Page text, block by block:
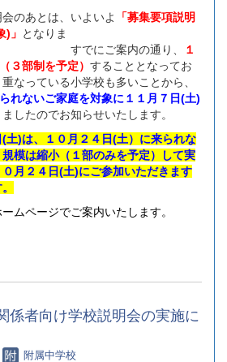
のあとは、いよいよ
「募集要項説明
」 となりま
ご案内の通り、
１
３部制を予定） することとなってお
なっている小学校も多いことから、
れないご家庭を対象に１１月７日(土)
したのでお知らせいたします。
土)は、１０月２４日(土）に来られな
模は縮小（１部のみを予定）して実
月２４日(土)にご参加いただきます
ムページでご案内いたします。
者向け学校説明会の実施に
附属中学校